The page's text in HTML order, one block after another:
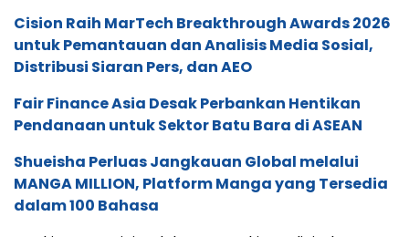
Cision Raih MarTech Breakthrough Awards 2026
untuk Pemantauan dan Analisis Media Sosial,
Distribusi Siaran Pers, dan AEO
Fair Finance Asia Desak Perbankan Hentikan
Pendanaan untuk Sektor Batu Bara di ASEAN
Shueisha Perluas Jangkauan Global melalui
MANGA MILLION, Platform Manga yang Tersedia
dalam 100 Bahasa